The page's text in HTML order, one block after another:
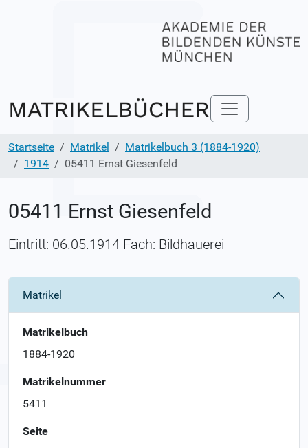
Startseite Matrikel
Matrikelbuch 3 (1884-1920)
1914
05411 Ernst Giesenfeld
05411 Ernst Giesenfeld
Eintritt: 06.05.1914 Fach: Bildhauerei
Matrikel
Matrikelbuch
1884-1920
Matrikelnummer
5411
Seite